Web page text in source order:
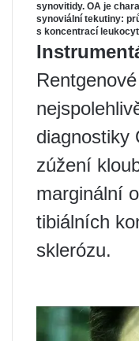
synovitidy. OA je
synoviální tekutiny:
s koncentrací
diagnostiky
zúžení
marginální
tibiálních
sklerózu.